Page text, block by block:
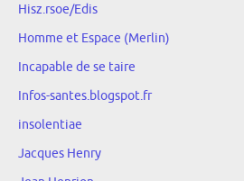
Hisz.rsoe/Edis
Homme et Espace (Merlin)
Incapable de se taire
Infos-santes.blogspot.fr
insolentiae
Jacques Henry